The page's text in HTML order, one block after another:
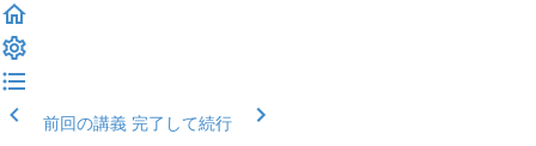
前回の講義 完了して続行